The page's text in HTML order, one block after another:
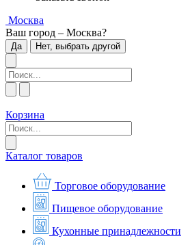
Москва
Ваш город – Москва?
Да Нет, выбрать другой
Корзина
Каталог товаров
Торговое оборудование
Пищевое оборудование
Кухонные принадлежности